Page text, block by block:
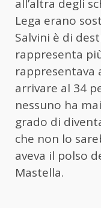
all’altra degli
Lega erano
Salvini è di
rappresenta
rappresentava
arrivare al 34
nessuno ha
grado di
che non lo
aveva il polso
Mastella.